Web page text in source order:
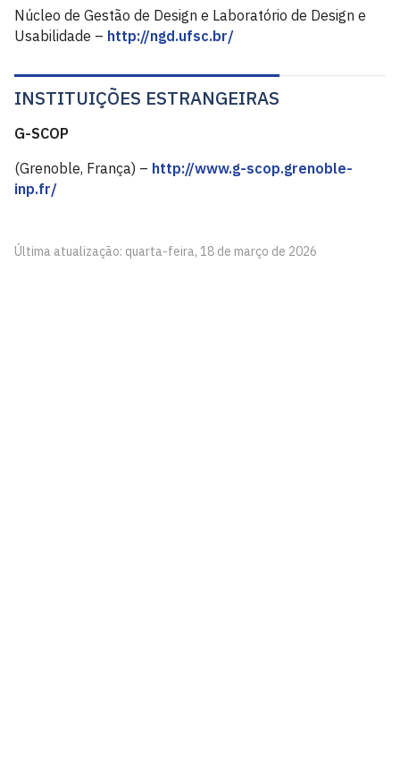
Núcleo de Gestão de Design e Laboratório de Design e
Usabilidade – http://ngd.ufsc.br/
INSTITUIÇÕES ESTRANGEIRAS
G-SCOP
(Grenoble, França) – http://www.g-scop.grenoble-
inp.fr/
Última atualização: quarta-feira, 18 de março de 2026